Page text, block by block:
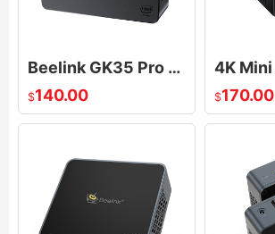
Beelink GK35 Pro Mini PC, Windows 10 Intel J4105 Desktop Mini Computer 8G+256GB 4K Dual HDMI Ports
$140.00 $170.00